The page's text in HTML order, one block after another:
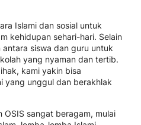
Islami dan sosial untuk
kehidupan sehari-hari. Selain
siswa dan guru untuk
yang nyaman dan tertib.
kami yakin bisa
yang unggul dan berakhlak
OSIS sangat beragam, mulai